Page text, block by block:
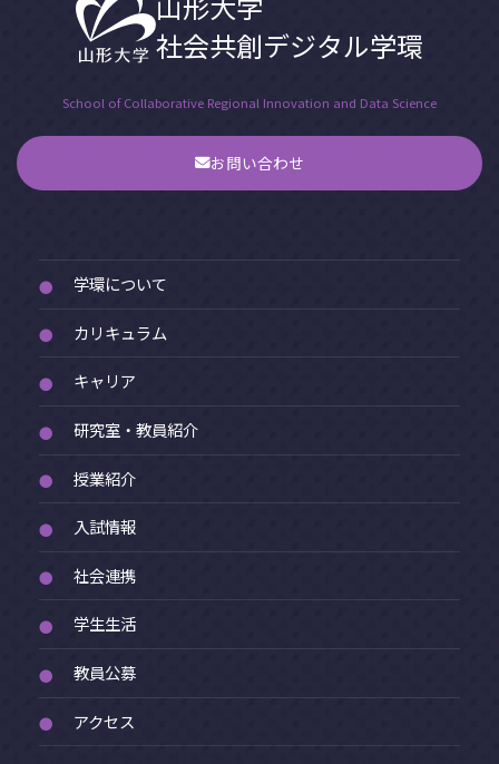
社会共創デジタル学環
School of Collaborative Regional Innovation and Data Science
お問い合わせ
● 学環について
● カリキュラム
● キャリア
● 研究室・教員紹介
● 授業紹介
● 入試情報
● 社会連携
● 学生生活
● 教員公募
● アクセス